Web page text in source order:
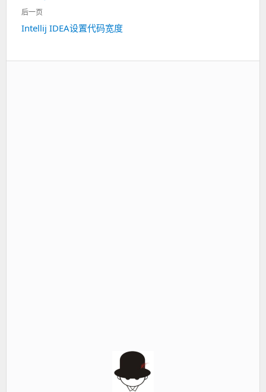
航
一
后一页
下
Intellij IDEA设置代码宽度